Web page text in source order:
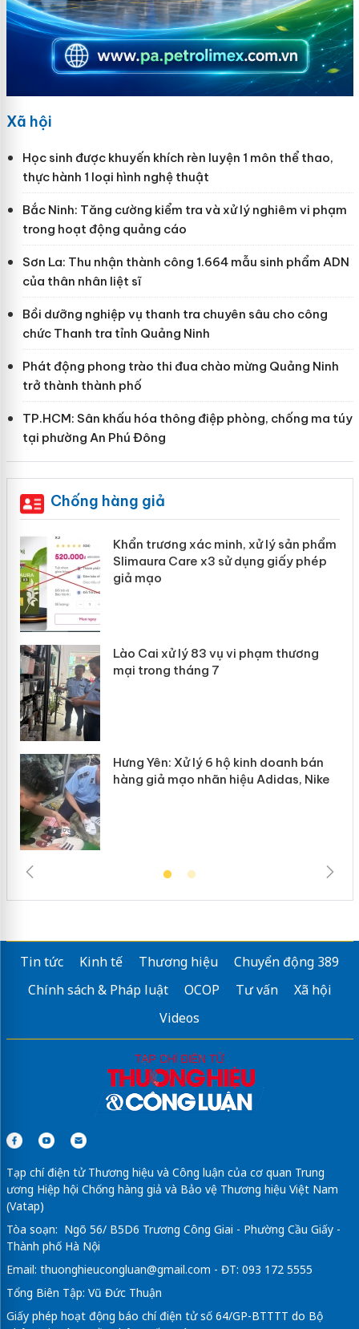
Xã hội
Học sinh được khuyến khích rèn luyện 1 môn thể thao,
thực hành 1 loại hình nghệ thuật
Bắc Ninh: Tăng cường kiểm tra và xử lý nghiêm vi phạm
trong hoạt động quảng cáo
Sơn La: Thu nhận thành công 1.664 mẫu sinh phẩm ADN
của thân nhân liệt sĩ
Bồi dưỡng nghiệp vụ thanh tra chuyên sâu cho công
chức Thanh tra tỉnh Quảng Ninh
Phát động phong trào thi đua chào mừng Quảng Ninh
trở thành thành phố
TP.HCM: Sân khấu hóa thông điệp phòng, chống ma túy
tại phường An Phú Đông
Chống hàng giả
Khẩn trương xác minh, xử lý sản phẩm
Slimaura Care x3 sử dụng giấy phép
giả mạo
Lào Cai xử lý 83 vụ vi phạm thương
mại trong tháng 7
Hưng Yên: Xử lý 6 hộ kinh doanh bán
hàng giả mạo nhãn hiệu Adidas, Nike
Tin tức Kinh tế Thương hiệu
Chuyển động 389
Chính sách & Pháp luật
OCOP Tư vấn
Xã hội
Videos
Tạp chí điện tử Thương hiệu và Công luận của cơ quan Trung
ương Hiệp hội Chống hàng giả và Bảo vệ Thương hiệu Việt Nam
(Vatap)
Tòa soạn: Ngõ 56/ B5D6 Trương Công Giai - Phường Cầu Giấy -
Thành phố Hà Nội
Email: thuonghieucongluan@gmail.com - ĐT: 093 172 5555
Tổng Biên Tập: Vũ Đức Thuận
Giấy phép hoạt động báo chí điện tử số 64/GP-BTTTT do Bộ